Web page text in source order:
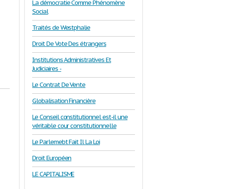
La démocratie Comme Phénomène
Social
Traités de Westphalie
Droit De Vote Des étrangers
Institutions Administratives Et
Judiciaires -
Le Contrat De Vente
Globalisation Financière
Le Conseil constitutionnel est-il une
véritable cour constitutionnelle
Le Parlemebt Fait Il La Loi
Droit Européen
LE CAPITALISME